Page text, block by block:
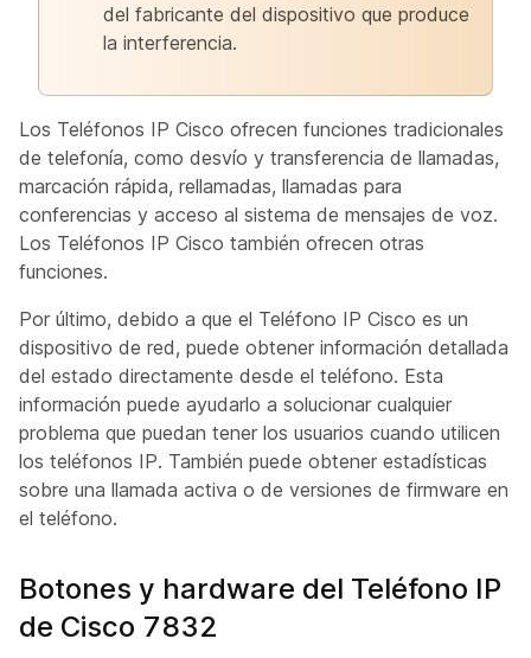
del fabricante del dispositivo que produce
la interferencia.
Los Teléfonos IP Cisco ofrecen funciones tradicionales
de telefonía, como desvío y transferencia de llamadas,
marcación rápida, rellamadas, llamadas para
conferencias y acceso al sistema de mensajes de voz.
Los Teléfonos IP Cisco también ofrecen otras
funciones.
Por último, debido a que el Teléfono IP Cisco es un
dispositivo de red, puede obtener información detallada
del estado directamente desde el teléfono. Esta
información puede ayudarlo a solucionar cualquier
problema que puedan tener los usuarios cuando utilicen
los teléfonos IP. También puede obtener estadísticas
sobre una llamada activa o de versiones de firmware en
el teléfono.
Botones y hardware del Teléfono IP
de Cisco 7832